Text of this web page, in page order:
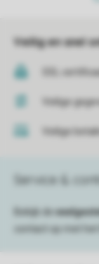
Veilig en snel
SSL
Veilige
Veilige
Service &
Bekijk de
contact op met het